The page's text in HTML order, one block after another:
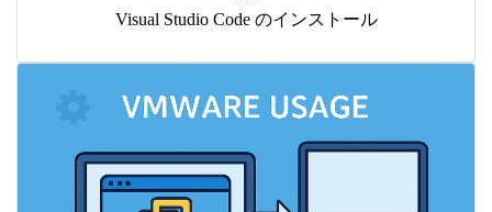
Visual Studio Code のインストール